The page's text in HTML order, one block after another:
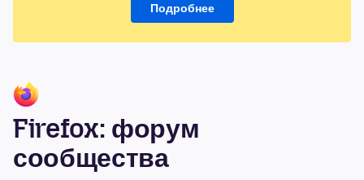
Подробнее
Firefox: форум
сообщества